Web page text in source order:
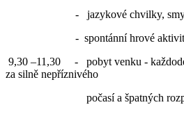
- jazykové chvilky,
- spontánní hrové
9,30 –11,30 - pobyt venku -
za silně nepříznivého
počasí a špatných